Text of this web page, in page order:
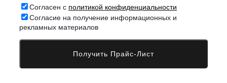
Согласен с политикой конфиденциальности
Согласие на получение информационных и
рекламных материалов